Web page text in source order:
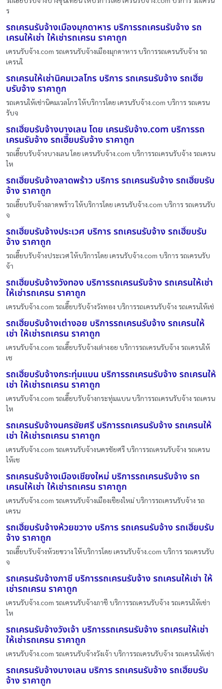
ร
รถเครนรับจ้างเมืองมุกดาหาร บริการรถเครนรับจ้าง รถ
เครนให้เช่า ให้เช่ารถเครน ราคาถูก
เครนรับจ้าง.com รถเครนรับจ้างเมืองมุกดาหาร บริการรถเครนรับจ้าง รถ
เครนใ
รถเครนให้เช่านิคมเวลโกร บริการ รถเครนรับจ้าง รถเฮี๊ย
บรับจ้าง ราคาถูก
รถเครนให้เช่านิคมเวลโกร ให้บริการโดย เครนรับจ้าง.com บริการ รถเครน
รับจ
รถเฮี๊ยบรับจ้างบางเลน โดย เครนรับจ้าง.com บริการรถ
เครนรับจ้าง รถเฮี๊ยบรับจ้าง ราคาถูก
รถเฮี๊ยบรับจ้างบางเลน โดย เครนรับจ้าง.com บริการรถเครนรับจ้าง รถเครน
ให
รถเฮี๊ยบรับจ้างลาดพร้าว บริการ รถเครนรับจ้าง รถเฮี๊ยบรับ
จ้าง ราคาถูก
รถเฮี๊ยบรับจ้างลาดพร้าว ให้บริการโดย เครนรับจ้าง.com บริการ รถเครนรับ
จ
รถเฮี๊ยบรับจ้างประเวศ บริการ รถเครนรับจ้าง รถเฮี๊ยบรับ
จ้าง ราคาถูก
รถเฮี๊ยบรับจ้างประเวศ ให้บริการโดย เครนรับจ้าง.com บริการ รถเครนรับ
จ้า
รถเฮี๊ยบรับจ้างวังทอง บริการรถเครนรับจ้าง รถเครนให้เช่า
ให้เช่ารถเครน ราคาถูก
เครนรับจ้าง.com รถเฮี๊ยบรับจ้างวังทอง บริการรถเครนรับจ้าง รถเครนให้เช่
รถเฮี๊ยบรับจ้างเต่างอย บริการรถเครนรับจ้าง รถเครนให้
เช่า ให้เช่ารถเครน ราคาถูก
เครนรับจ้าง.com รถเฮี๊ยบรับจ้างเต่างอย บริการรถเครนรับจ้าง รถเครนให้
เช
รถเฮี๊ยบรับจ้างกระทุ่มแบน บริการรถเครนรับจ้าง รถเครนให้
เช่า ให้เช่ารถเครน ราคาถูก
เครนรับจ้าง.com รถเฮี๊ยบรับจ้างกระทุ่มแบน บริการรถเครนรับจ้าง รถเครน
ให
รถเครนรับจ้างนครชัยศรี บริการรถเครนรับจ้าง รถเครนให้
เช่า ให้เช่ารถเครน ราคาถูก
เครนรับจ้าง.com รถเครนรับจ้างนครชัยศรี บริการรถเครนรับจ้าง รถเครน
ให้เช
รถเครนรับจ้างเมืองเชียงใหม่ บริการรถเครนรับจ้าง รถ
เครนให้เช่า ให้เช่ารถเครน ราคาถูก
เครนรับจ้าง.com รถเครนรับจ้างเมืองเชียงใหม่ บริการรถเครนรับจ้าง รถ
เครน
รถเฮี๊ยบรับจ้างห้วยขวาง บริการ รถเครนรับจ้าง รถเฮี๊ยบรับ
จ้าง ราคาถูก
รถเฮี๊ยบรับจ้างห้วยขวาง ให้บริการโดย เครนรับจ้าง.com บริการ รถเครนรับ
จ
รถเครนรับจ้างภาชี บริการรถเครนรับจ้าง รถเครนให้เช่า ให้
เช่ารถเครน ราคาถูก
เครนรับจ้าง.com รถเครนรับจ้างภาชี บริการรถเครนรับจ้าง รถเครนให้เช่า
ให
รถเครนรับจ้างวังเจ้า บริการรถเครนรับจ้าง รถเครนให้เช่า
ให้เช่ารถเครน ราคาถูก
เครนรับจ้าง.com รถเครนรับจ้างวังเจ้า บริการรถเครนรับจ้าง รถเครนให้เช่า
รถเครนรับจ้างบางเลน บริการ รถเครนรับจ้าง รถเฮี๊ยบรับ
จ้าง ราคาถูก